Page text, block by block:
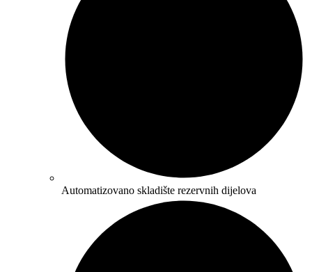
Automatizovano skladište rezervnih dijelova